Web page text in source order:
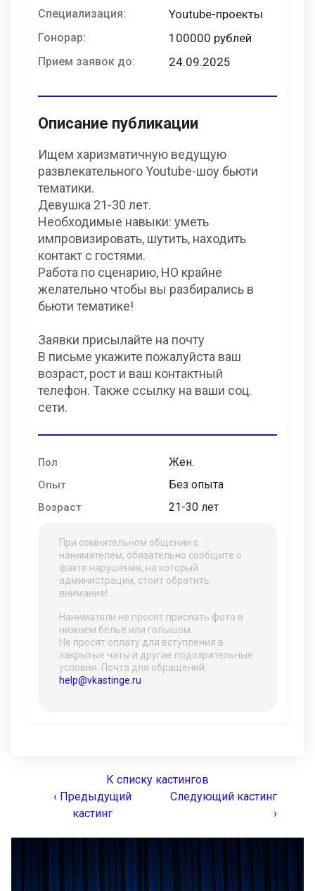
Специализация: Youtube-проекты
Гонорар: 100000 рублей
Прием заявок до: 24.09.2025
Описание публикации
Ищем харизматичную ведущую
развлекательного Youtube-шоу бьюти
тематики.
Девушка 21-30 лет.
Необходимые навыки: уметь
импровизировать, шутить, находить
контакт с гостями.
Работа по сценарию, НО крайне
желательно чтобы вы разбирались в
бьюти тематике!
Заявки присылайте на почту
В письме укажите пожалуйста ваш
возраст, рост и ваш контактный
телефон. Также ссылку на ваши соц.
сети.
Пол Жен.
Опыт Без опыта
Возраст 21-30 лет
При сомнительном общении с
нанимателем, обязательно сообщите о
факте нарушения, на который
администрации, стоит обратить
внимание!
Наниматели не просят прислать фото в
нижнем белье или голышом.
Не просят оплату для вступления в
закрытые чаты и другие подозрительные
условия. Почта для обращений:
help@vkastinge.ru
К списку кастингов
‹ Предыдущий
кастинг
Следующий кастинг
›